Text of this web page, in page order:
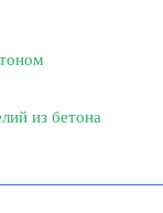
из бетона